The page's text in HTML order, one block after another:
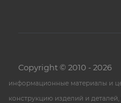
Copyright © 2010 - 2026
информационные материалы и
конструкцию изделий и